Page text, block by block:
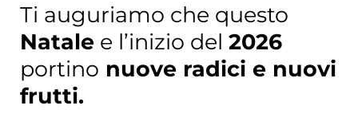
Ti auguriamo che questo
Natale e l’inizio del 2026
portino nuove radici e nuovi
frutti.